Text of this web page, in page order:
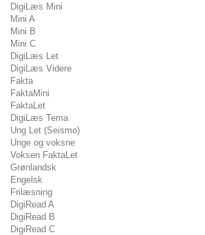
DigiLæs Mini
Mini A
Mini B
Mini C
DigiLæs Let
DigiLæs Videre
Fakta
FaktaMini
FaktaLet
DigiLæs Tema
Ung Let (Seismo)
Unge og voksne
Voksen FaktaLet
Grønlandsk
Engelsk
Frilæsning
DigiRead A
DigiRead B
DigiRead C